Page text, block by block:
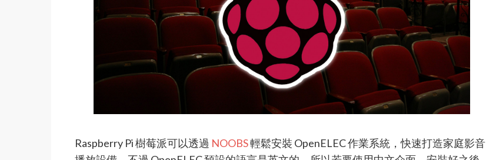
Raspberry Pi 樹莓派可以透過 NOOBS輕鬆安裝 OpenELEC 作業系統，快速打造家庭影音